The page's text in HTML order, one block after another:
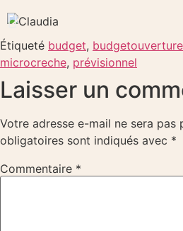
Étiqueté budget, budgetouverture
microcreche, prévisionnel
Laisser un
Votre adresse e-mail ne sera pas
obligatoires sont indiqués avec *
Commentaire *